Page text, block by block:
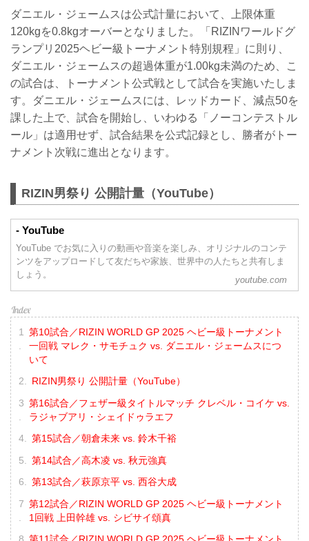
ダニエル・ジェームスは公式計量において、上限体重
120kgを0.8kgオーバーとなりました。「RIZINワールドグ
ランプリ2025ヘビー級トーナメント特別規程」に則り、
ダニエル・ジェームスの超過体重が1.00kg未満のため、こ
の試合は、トーナメント公式戦として試合を実施いたしま
す。ダニエル・ジェームスには、レッドカード、減点50を
課した上で、試合を開始し、いわゆる「ノーコンテストル
ール」は適用せず、試合結果を公式記録とし、勝者がトー
ナメント次戦に進出となります。
RIZIN男祭り 公開計量（YouTube）
- YouTube
YouTube でお気に入りの動画や音楽を楽しみ、オリジナルのコンテ
ンツをアップロードして友だちや家族、世界中の人たちと共有しま
しょう。
youtube.com
第10試合／RIZIN WORLD GP 2025 ヘビー級トーナメント
一回戦 マレク・サモチュク vs. ダニエル・ジェームスにつ
いて
RIZIN男祭り 公開計量（YouTube）
第16試合／フェザー級タイトルマッチ クレベル・コイケ vs.
ラジャブアリ・シェイドゥラエフ
第15試合／朝倉未来 vs. 鈴木千裕
第14試合／高木凌 vs. 秋元強真
第13試合／萩原京平 vs. 西谷大成
第12試合／RIZIN WORLD GP 2025 ヘビー級トーナメント
1回戦 上田幹雄 vs. シビサイ頌真